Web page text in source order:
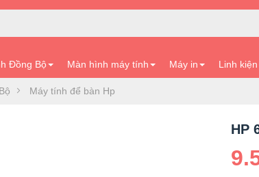
Đồng Bộ Màn hình máy tính Máy in Linh
Máy tính để bàn Hp
HP